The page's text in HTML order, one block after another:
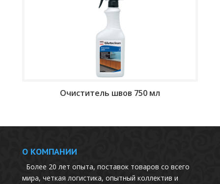
Очиститель швов 750 мл
О КОМПАНИИ
Более 20 лет опыта, поставок товаров со всего
мира, четкая логистика, опытный коллектив и